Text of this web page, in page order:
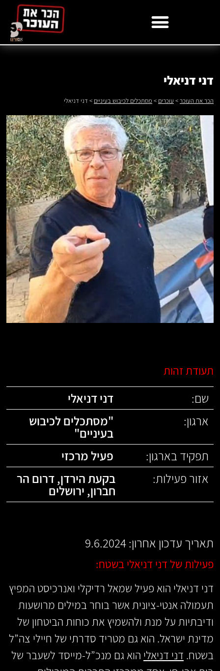
תעודת זהות
שם:
דני דניאלי
ארגון:
"מסתכלים לכיבוש
בעיניים"
תפקיד בארגון:
פעיל מרכזי
אזור פעילות:
בקעת הירדן,דרום הר
חברון, ירושלים
תאריך עדכון אחרון: 9.6.2024
פעילות של דני דניאלי בשטח:
דני דניאלי הוא פעיל שמאל רדיקלי ואנרכיסט המפיץ
תעמולה אנטי-ציונית אשר בוחר במילים מרושעות
ודיבתיות על מנת ולהשמיץ את כוחות הביטחון של
מדינת ישראל. הוא גם מטריד סדרתי של חיילי צה”ל
בשטח. דני דניאלי הוא גם מנכ”ל-מייסד לשעבר של
דני דניאלי
הכר את העוכר> עוכרים > מסתכלים לכיבוש בעיניים > דני דניאלי